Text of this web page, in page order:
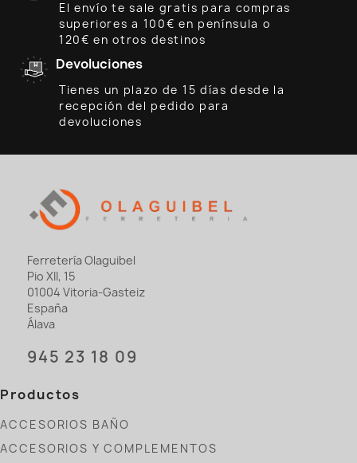
El envío te sale gratis para compras
superiores a 100€ en península o
120€ en otros destinos
Devoluciones
Tienes un plazo de 15 días desde la
recepción del pedido para
devoluciones
Ferretería Olaguibel
Pio XII, 15
01004 Vitoria-Gasteiz
España
Álava
945 23 18 09
Productos
ACCESORIOS BAÑO
ACCESORIOS Y COMPLEMENTOS